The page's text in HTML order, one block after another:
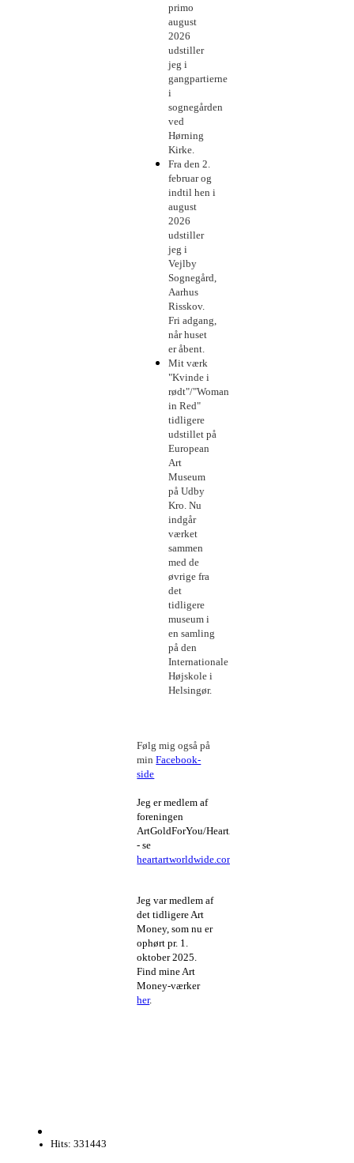
primo
august
2026
udstiller
jeg i
gangpartierne
i
sognegården
ved
Hørning
Kirke.
Fra den 2.
februar og
indtil hen i
august
2026
udstiller
jeg i
Vejlby
Sognegård,
Aarhus
Risskov.
Fri adgang,
når huset
er åbent.
Mit værk
"Kvinde i
rødt"/"Woman
in Red"
tidligere
udstillet på
European
Art
Museum
på Udby
Kro. Nu
indgår
værket
sammen
med de
øvrige fra
det
tidligere
museum i
en samling
på den
Internationale
Højskole i
Helsingør.
Følg mig også på
minFacebook-
side
Jeg er medlem af
foreningen
ArtGoldForYou/HeartArtWorldWide
- se
heartartworldwide.com
Jeg var medlem af
det tidligere Art
Money, som nu er
ophørt pr. 1.
oktober 2025.
Find mine Art
Money-værker
her.
Hits: 331443